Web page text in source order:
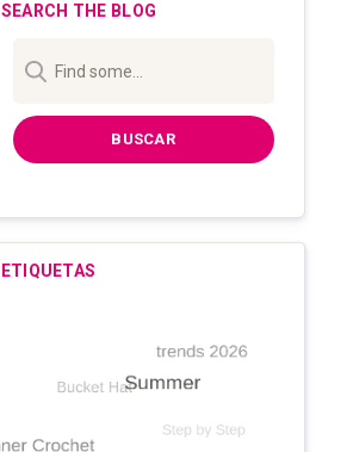
SEARCH THE BLOG
BUSCAR
ETIQUETAS